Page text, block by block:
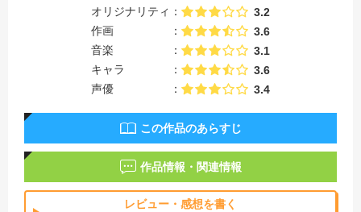
オリジナリティ
3.2
作画
3.6
音楽
3.1
キャラ
3.6
声優
3.4
この作品のあらすじ
作品情報・関連情報
レビュー・感想を書く